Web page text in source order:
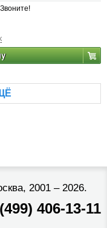
Звоните!
2001 – 2026.
406-13-11